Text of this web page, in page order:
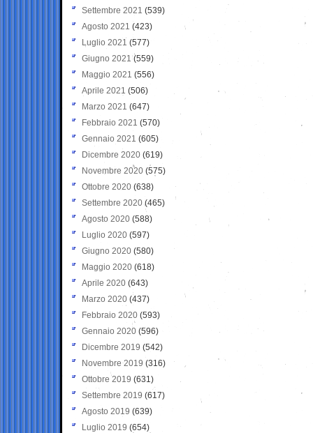
Settembre 2021 (539)
Agosto 2021 (423)
Luglio 2021 (577)
Giugno 2021(559)
Maggio 2021 (556)
Aprile 2021 (506)
Marzo 2021 (647)
Febbraio 2021 (570)
Gennaio 2021 (605)
Dicembre 2020 (619)
Novembre 2020 (575)
Ottobre 2020 (638)
Settembre 2020(465)
Agosto 2020 (588)
Luglio 2020 (597)
Giugno 2020 (580)
Maggio 2020 (618)
Aprile 2020 (643)
Marzo 2020 (437)
Febbraio 2020 (593)
Gennaio 2020 (596)
Dicembre 2019 (542)
Novembre 2019 (316)
Ottobre 2019 (631)
Settembre 2019 (617)
Agosto 2019 (639)
Luglio 2019 (654)